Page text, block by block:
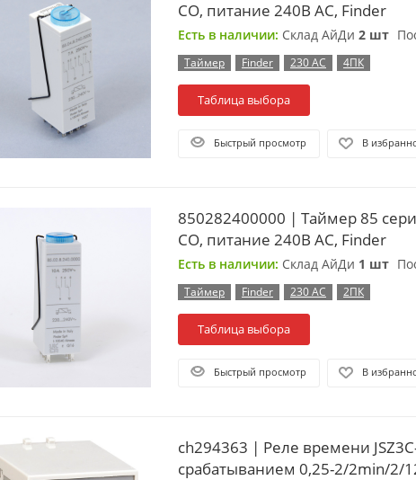
СО, питание 240В АC, Finder
Есть в наличии: Склад АйДи 2 шт
Таймер Finder 230 АС 4ПК
Таблица выбора
Быстрый просмотр В
850282400000 | Таймер 85
СО, питание 240В АС, Finder
Есть в наличии: Склад АйДи 1 шт
Таймер Finder 230 АС 2ПК
Таблица выбора
Быстрый просмотр В
ch294363 | Реле времени JSZ3C-F с
срабатыванием 0,25-2/2min/2/